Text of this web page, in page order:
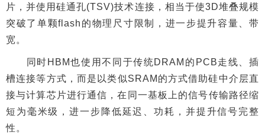
片，并使用硅通孔(TSV)技术连接，相当于使3D堆叠规模
突破了单颗flash的物理尺寸限制，进一步提升容量、带
宽。
同时HBM也使用不同于传统DRAM的PCB走线、插
槽连接等方式，而是以类似SRAM的方式借助硅中介层直
接与计算芯片进行通信，在同一基板上的信号传输路径缩
短为毫米级，进一步降低延迟、功耗，并提升信号完整
性。